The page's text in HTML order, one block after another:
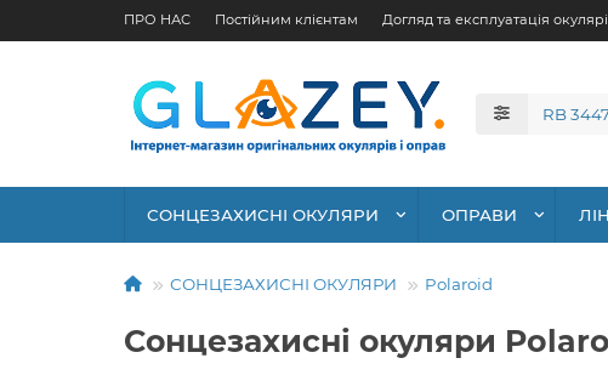
ПРО НАС Постійним клієнтам Догляд та експлуатація
СОНЦЕЗАХИСНІ ОКУЛЯРИ ОПРАВИ
СОНЦЕЗАХИСНІ ОКУЛЯРИ Polaroid
Сонцезахисні окуляри